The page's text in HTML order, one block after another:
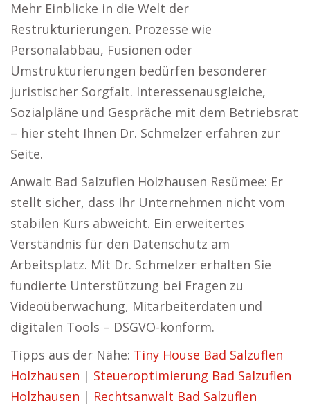
Mehr Einblicke in die Welt der
Restrukturierungen. Prozesse wie
Personalabbau, Fusionen oder
Umstrukturierungen bedürfen besonderer
juristischer Sorgfalt. Interessenausgleiche,
Sozialpläne und Gespräche mit dem Betriebsrat
– hier steht Ihnen Dr. Schmelzer erfahren zur
Seite.
Anwalt Bad Salzuflen Holzhausen Resümee: Er
stellt sicher, dass Ihr Unternehmen nicht vom
stabilen Kurs abweicht. Ein erweitertes
Verständnis für den Datenschutz am
Arbeitsplatz. Mit Dr. Schmelzer erhalten Sie
fundierte Unterstützung bei Fragen zu
Videoüberwachung, Mitarbeiterdaten und
digitalen Tools – DSGVO-konform.
Tipps aus der Nähe: Tiny House Bad Salzuflen
Holzhausen | Steueroptimierung Bad Salzuflen
Holzhausen | Rechtsanwalt Bad Salzuflen